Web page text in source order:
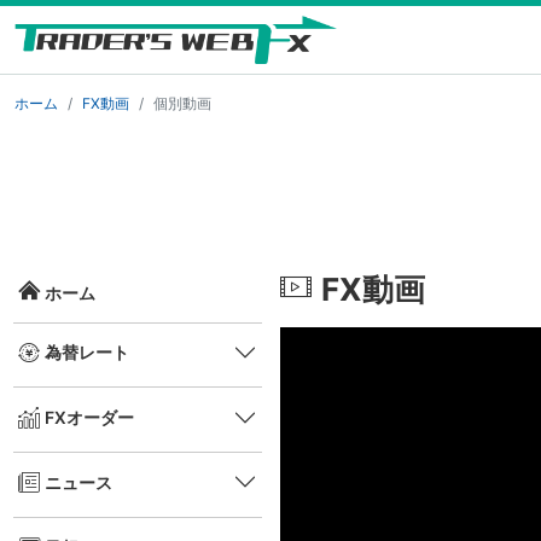
ホーム FX動画 個別動画
ホーム
為替レート
FXオーダー
ニュース
FX動画